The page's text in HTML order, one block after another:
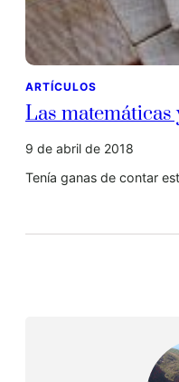
ARTÍCULOS
Las
9 de abril de 2018
Tenía ganas de contar